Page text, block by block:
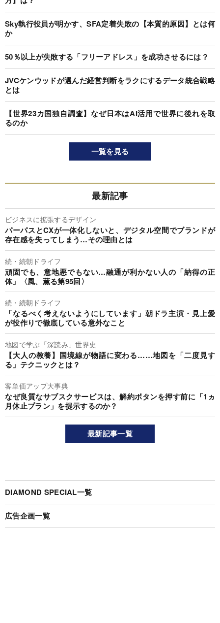
Sky執行役員が明かす、SFA定着失敗の【本質的原因】とは何
か
50％以上が失敗する「フリーアドレス」を成功させるには？
JVCケンウッドが選んだ経営判断をラクにするデータ統合戦略
とは
【世界23カ国独自調査】なぜ日本はAI活用で世界に後れを取
るのか
一覧を見る
最新記事
ビジネスに拡張するデザイン
パーパスとCXが一体化しないと、デジタル空間でブランドが
存在感を失ってしまう…その理由とは
続・続朝ドライフ
頑固でも、意地悪でもない…融通が利かない人の「納得の正
体」〈風、薫る第95回〉
続・続朝ドライフ
「なるべく考えないようにしています」朝ドラ主演・見上愛
が役作りで徹底している意外なこと
地図で学ぶ「深読み」世界史
【大人の教養】国境線が物語に変わる……地図を「二度見す
る」テクニックとは？
客単価アップ大事典
なぜ良質なサブスクサービスは、解約ボタンを押す前に「1ヵ
月休止プラン」を提示するのか？
最新記事一覧
DIAMOND SPECIAL一覧
広告企画一覧